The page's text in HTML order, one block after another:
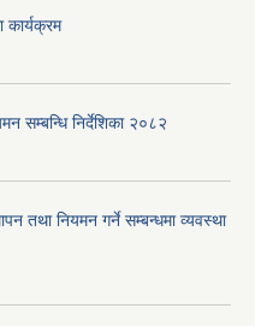
कार्यक्रम
सम्बन्धि निर्देशिका २०८२
तथा नियमन गर्ने सम्बन्धमा व्यवस्था